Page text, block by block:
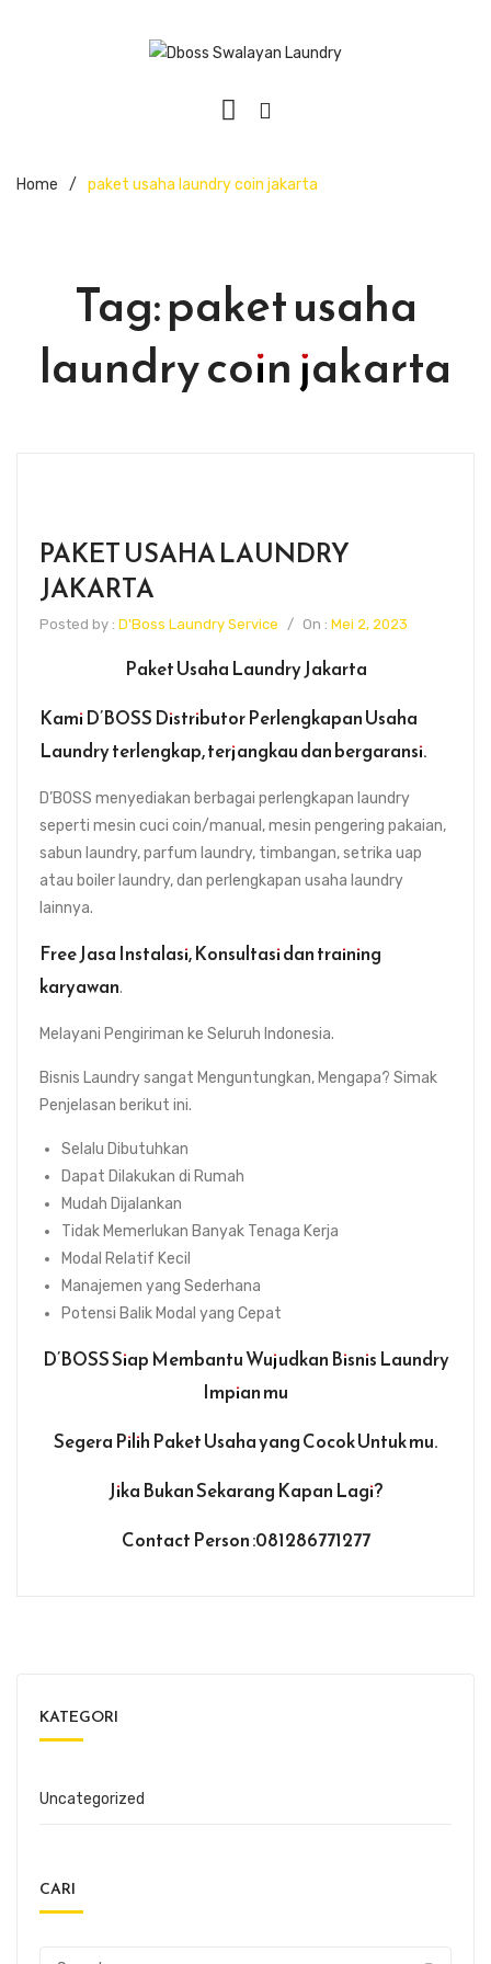
Home / paket usaha laundry coin jakarta
Tag:paket usaha
laundry coin jakarta
PAKET USAHA LAUNDRY
JAKARTA
Posted by : D'Boss Laundry Service / On : Mei 2, 2023
Paket Usaha Laundry Jakarta
Kami D’BOSS Distributor Perlengkapan Usaha
Laundry terlengkap, terjangkau dan bergaransi.
D’BOSS menyediakan berbagai perlengkapan laundry
seperti mesin cuci coin/manual, mesin pengering pakaian,
sabun laundry, parfum laundry, timbangan, setrika uap
atau boiler laundry, dan perlengkapan usaha laundry
lainnya.
Free Jasa Instalasi, Konsultasi dan training
karyawan.
Melayani Pengiriman ke Seluruh Indonesia.
Bisnis Laundry sangat Menguntungkan, Mengapa? Simak
Penjelasan berikut ini.
Selalu Dibutuhkan
Dapat Dilakukan di Rumah
Mudah Dijalankan
Tidak Memerlukan Banyak Tenaga Kerja
Modal Relatif Kecil
Manajemen yang Sederhana
Potensi Balik Modal yang Cepat
D’BOSS Siap Membantu Wujudkan Bisnis Laundry
Impian mu
Segera Pilih Paket Usaha yang Cocok Untuk mu.
Jika Bukan Sekarang Kapan Lagi?
Contact Person :081286771277
KATEGORI
Uncategorized
CARI